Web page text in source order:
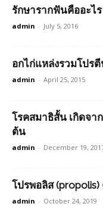
รักษารากฟันคืออะไ
admin - July 5, 2016
อกไก่แหล่งรวมโปร
admin - April 25, 2015
โรคสมาธิสั้น เกิดจา
ต้น
admin - December 19,
โปรพอลิส (propolis)
admin - October 24, 2019